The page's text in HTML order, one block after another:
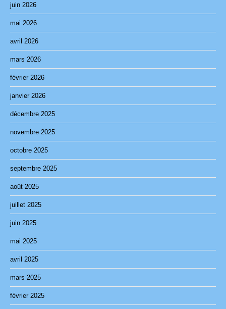
juin 2026
mai 2026
avril 2026
mars 2026
février 2026
janvier 2026
décembre 2025
novembre 2025
octobre 2025
septembre 2025
août 2025
juillet 2025
juin 2025
mai 2025
avril 2025
mars 2025
février 2025